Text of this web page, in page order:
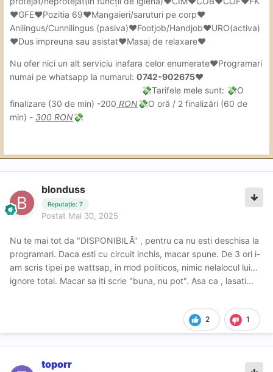
❤GFE❤Pozitia 69❤Mangaieri/saruturi pe corp❤
Anilingus/Cunnilingus (pasiva)❤Footjob/Handjob❤URO(activa)
❤Dus impreuna sau asistat❤Masaj de relaxare❤
Nu ofer nici un alt serviciu inafara celor enumerate❤Programari
numai pe whatsapp la numarul: 0742-902675❤
💸Tarifele mele sunt: 💸O
finalizare (30 de min) -200 RON💸O oră / 2 finalizări (60 de
min) - 300 RON💸
blonduss
Reputație: 7
Postat Mai 30, 2025
Nu te mai tot da "DISPONIBILĂ" , pentru ca nu esti deschisa la
programari. Daca esti cu circuit inchis, macar spune. De 3 ori i-
am scris tipei pe wattsap, in mod politicos, nimic nelalocul lui...
ignore total. Macar sa iti scrie "buna, nu pot". Asa ca , lasati...
2 1
toporr